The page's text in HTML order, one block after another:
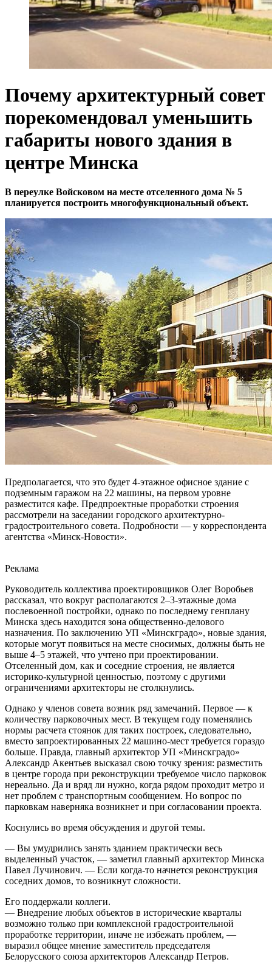
Почему архитектурный совет
порекомендовал уменьшить
габариты нового здания в
центре Минска
В переулке Войсковом на месте отселенного дома № 5
планируется построить многофункциональный объект.
Предполагается, что это будет 4-этажное офисное здание с
подземным гаражом на 22 машины, на первом уровне
разместится кафе. Предпроектные проработки строения
рассмотрели на заседании городского архитектурно-
градостроительного совета. Подробности — у корреспондента
агентства «Минск-Новости».
Реклама
Руководитель коллектива проектировщиков Олег Воробьев
рассказал, что вокруг располагаются 2–3-этажные дома
послевоенной постройки, однако по последнему генплану
Минска здесь находится зона общественно-делового
назначения. По заключению УП «Минскградо», новые здания,
которые могут появиться на месте сносимых, должны быть не
выше 4–5 этажей, что учтено при проектировании.
Отселенный дом, как и соседние строения, не является
историко-культурной ценностью, поэтому с другими
ограничениями архитекторы не столкнулись.
Однако у членов совета возник ряд замечаний. Первое — к
количеству парковочных мест. В текущем году поменялись
нормы расчета стоянок для таких построек, следовательно,
вместо запроектированных 22 машино-мест требуется гораздо
больше. Правда, главный архитектор УП «Минскградо»
Александр Акентьев высказал свою точку зрения: разместить
в центре города при реконструкции требуемое число парковок
нереально. Да и вряд ли нужно, когда рядом проходит метро и
нет проблем с транспортным сообщением. Но вопрос по
парковкам наверняка возникнет и при согласовании проекта.
Коснулись во время обсуждения и другой темы.
— Вы умудрились занять зданием практически весь
выделенный участок, — заметил главный архитектор Минска
Павел Лучинович. — Если когда-то начнется реконструкция
соседних домов, то возникнут сложности.
Его поддержали коллеги.
— Внедрение любых объектов в исторические кварталы
возможно только при комплексной градостроительной
проработке территории, иначе не избежать проблем, —
выразил общее мнение заместитель председателя
Белорусского союза архитекторов Александр Петров.